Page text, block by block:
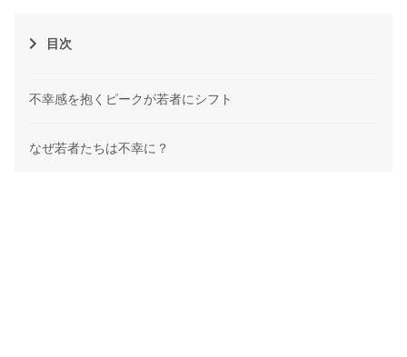
目次
不幸感を抱くピークが若者にシフト
なぜ若者たちは不幸に？